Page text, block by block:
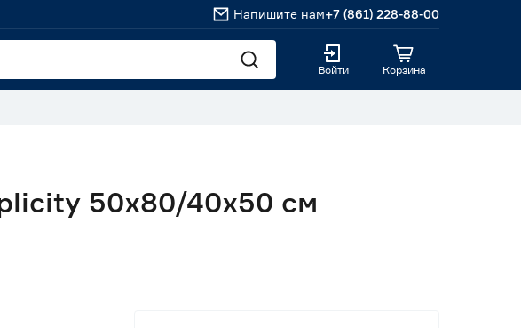
Напишите нам+7 (861) 228-88-00
Войти Корзина
50х80/40х50 см